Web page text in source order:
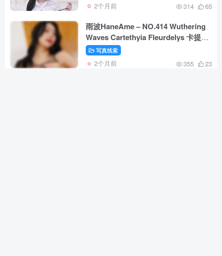
2个月前 314 65
雨波HaneAme – NO.414 Wuthering
Waves Cartethyia Fleurdelys 卡提希
婭 [40P-286MB]
写真线索
2个月前 355 23